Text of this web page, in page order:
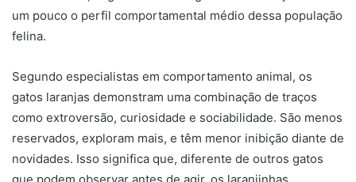
um pouco o perfil comportamental médio dessa população
felina.
Segundo especialistas em comportamento animal, os
gatos laranjas demonstram uma combinação de traços
como extroversão, curiosidade e sociabilidade. São menos
reservados, exploram mais, e têm menor inibição diante de
novidades. Isso significa que, diferente de outros gatos
que podem observar antes de agir, os laranjinhas